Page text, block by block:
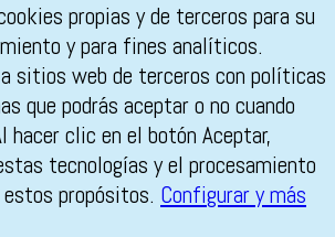
propias y de terceros para su
y para fines analíticos.
sitios web de terceros con políticas
que podrás aceptar o no cuando
hacer clic en el botón Aceptar,
tecnologías y el procesamiento
propósitos. Configurar y más